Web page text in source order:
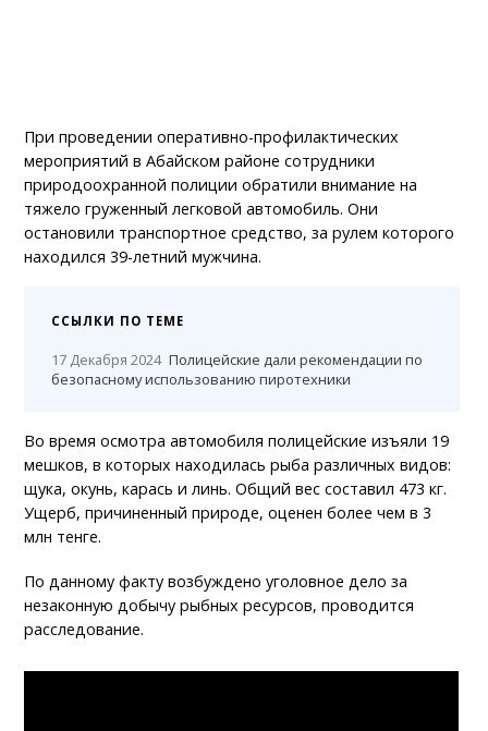
При проведении оперативно-профилактических
мероприятий в Абайском районе сотрудники
природоохранной полиции обратили внимание на
тяжело груженный легковой автомобиль. Они
остановили транспортное средство, за рулем которого
находился 39-летний мужчина.
ССЫЛКИ ПО ТЕМЕ
17 Декабря 2024 Полицейские дали рекомендации по
безопасному использованию пиротехники
Во время осмотра автомобиля полицейские изъяли 19
мешков, в которых находилась рыба различных видов:
щука, окунь, карась и линь. Общий вес составил 473 кг.
Ущерб, причиненный природе, оценен более чем в 3
млн тенге.
По данному факту возбуждено уголовное дело за
незаконную добычу рыбных ресурсов, проводится
расследование.